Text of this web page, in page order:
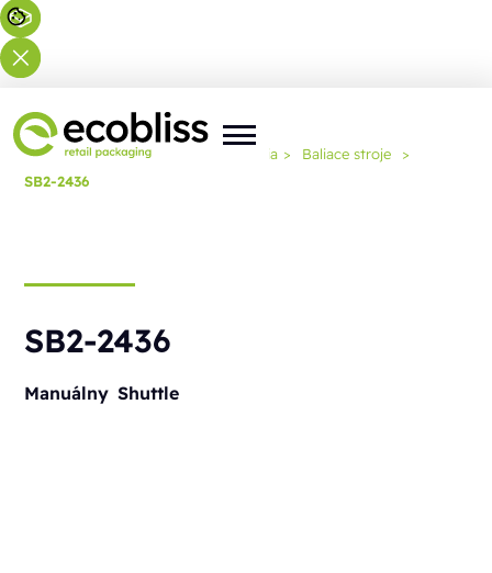
Nachádzate sa tu: Domov Riešenia > Baliace stroje
>
SB2-2436
SB2-2436
Manuálny Shuttle